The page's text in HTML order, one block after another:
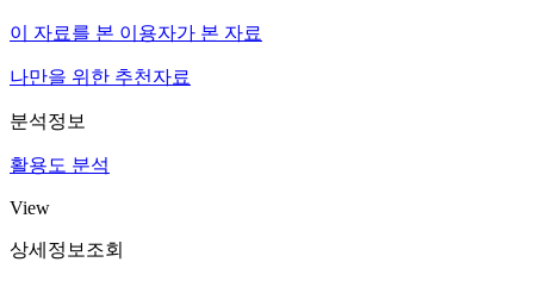
이 자료를 본 이용자가 본 자료
나만을 위한 추천자료
분석정보
활용도 분석
View
상세정보조회